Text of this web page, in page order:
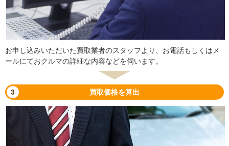
お申し込みいただいた買取業者のスタッフより、お電話もしくはメ
ールにておクルマの詳細な内容などを伺います。
3 買取価格を算出